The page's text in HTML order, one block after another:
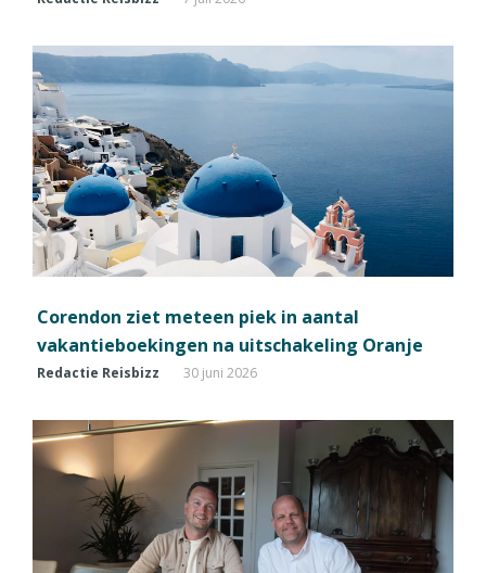
Corendon ziet meteen piek in aantal
vakantieboekingen na uitschakeling Oranje
Redactie Reisbizz 30 juni 2026